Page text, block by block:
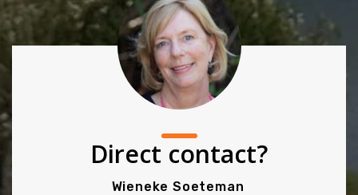
Direct contact?
Wieneke Soeteman